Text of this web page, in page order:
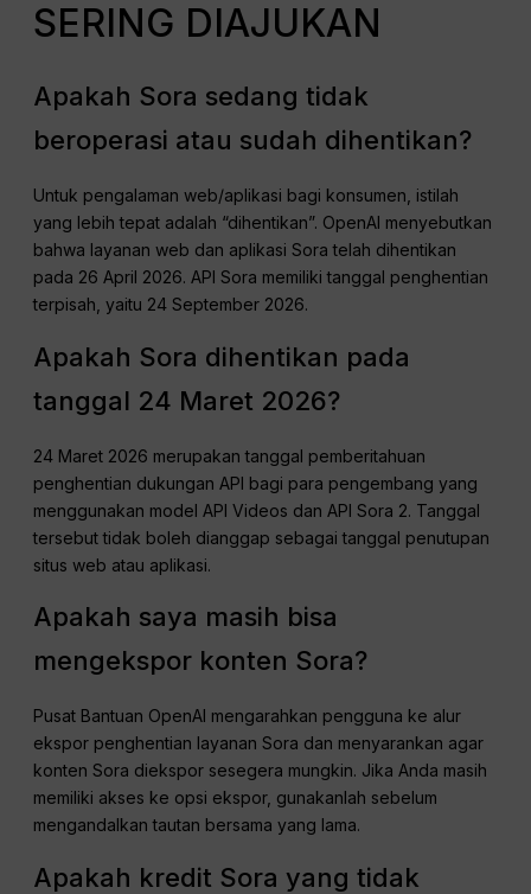
SERING DIAJUKAN
Apakah Sora sedang tidak
beroperasi atau sudah dihentikan?
Untuk pengalaman web/aplikasi bagi konsumen, istilah
yang lebih tepat adalah “dihentikan”. OpenAI menyebutkan
bahwa layanan web dan aplikasi Sora telah dihentikan
pada 26 April 2026. API Sora memiliki tanggal penghentian
terpisah, yaitu 24 September 2026.
Apakah Sora dihentikan pada
tanggal 24 Maret 2026?
24 Maret 2026 merupakan tanggal pemberitahuan
penghentian dukungan API bagi para pengembang yang
menggunakan model API Videos dan API Sora 2. Tanggal
tersebut tidak boleh dianggap sebagai tanggal penutupan
situs web atau aplikasi.
Apakah saya masih bisa
mengekspor konten Sora?
Pusat Bantuan OpenAI mengarahkan pengguna ke alur
ekspor penghentian layanan Sora dan menyarankan agar
konten Sora diekspor sesegera mungkin. Jika Anda masih
memiliki akses ke opsi ekspor, gunakanlah sebelum
mengandalkan tautan bersama yang lama.
Apakah kredit Sora yang tidak